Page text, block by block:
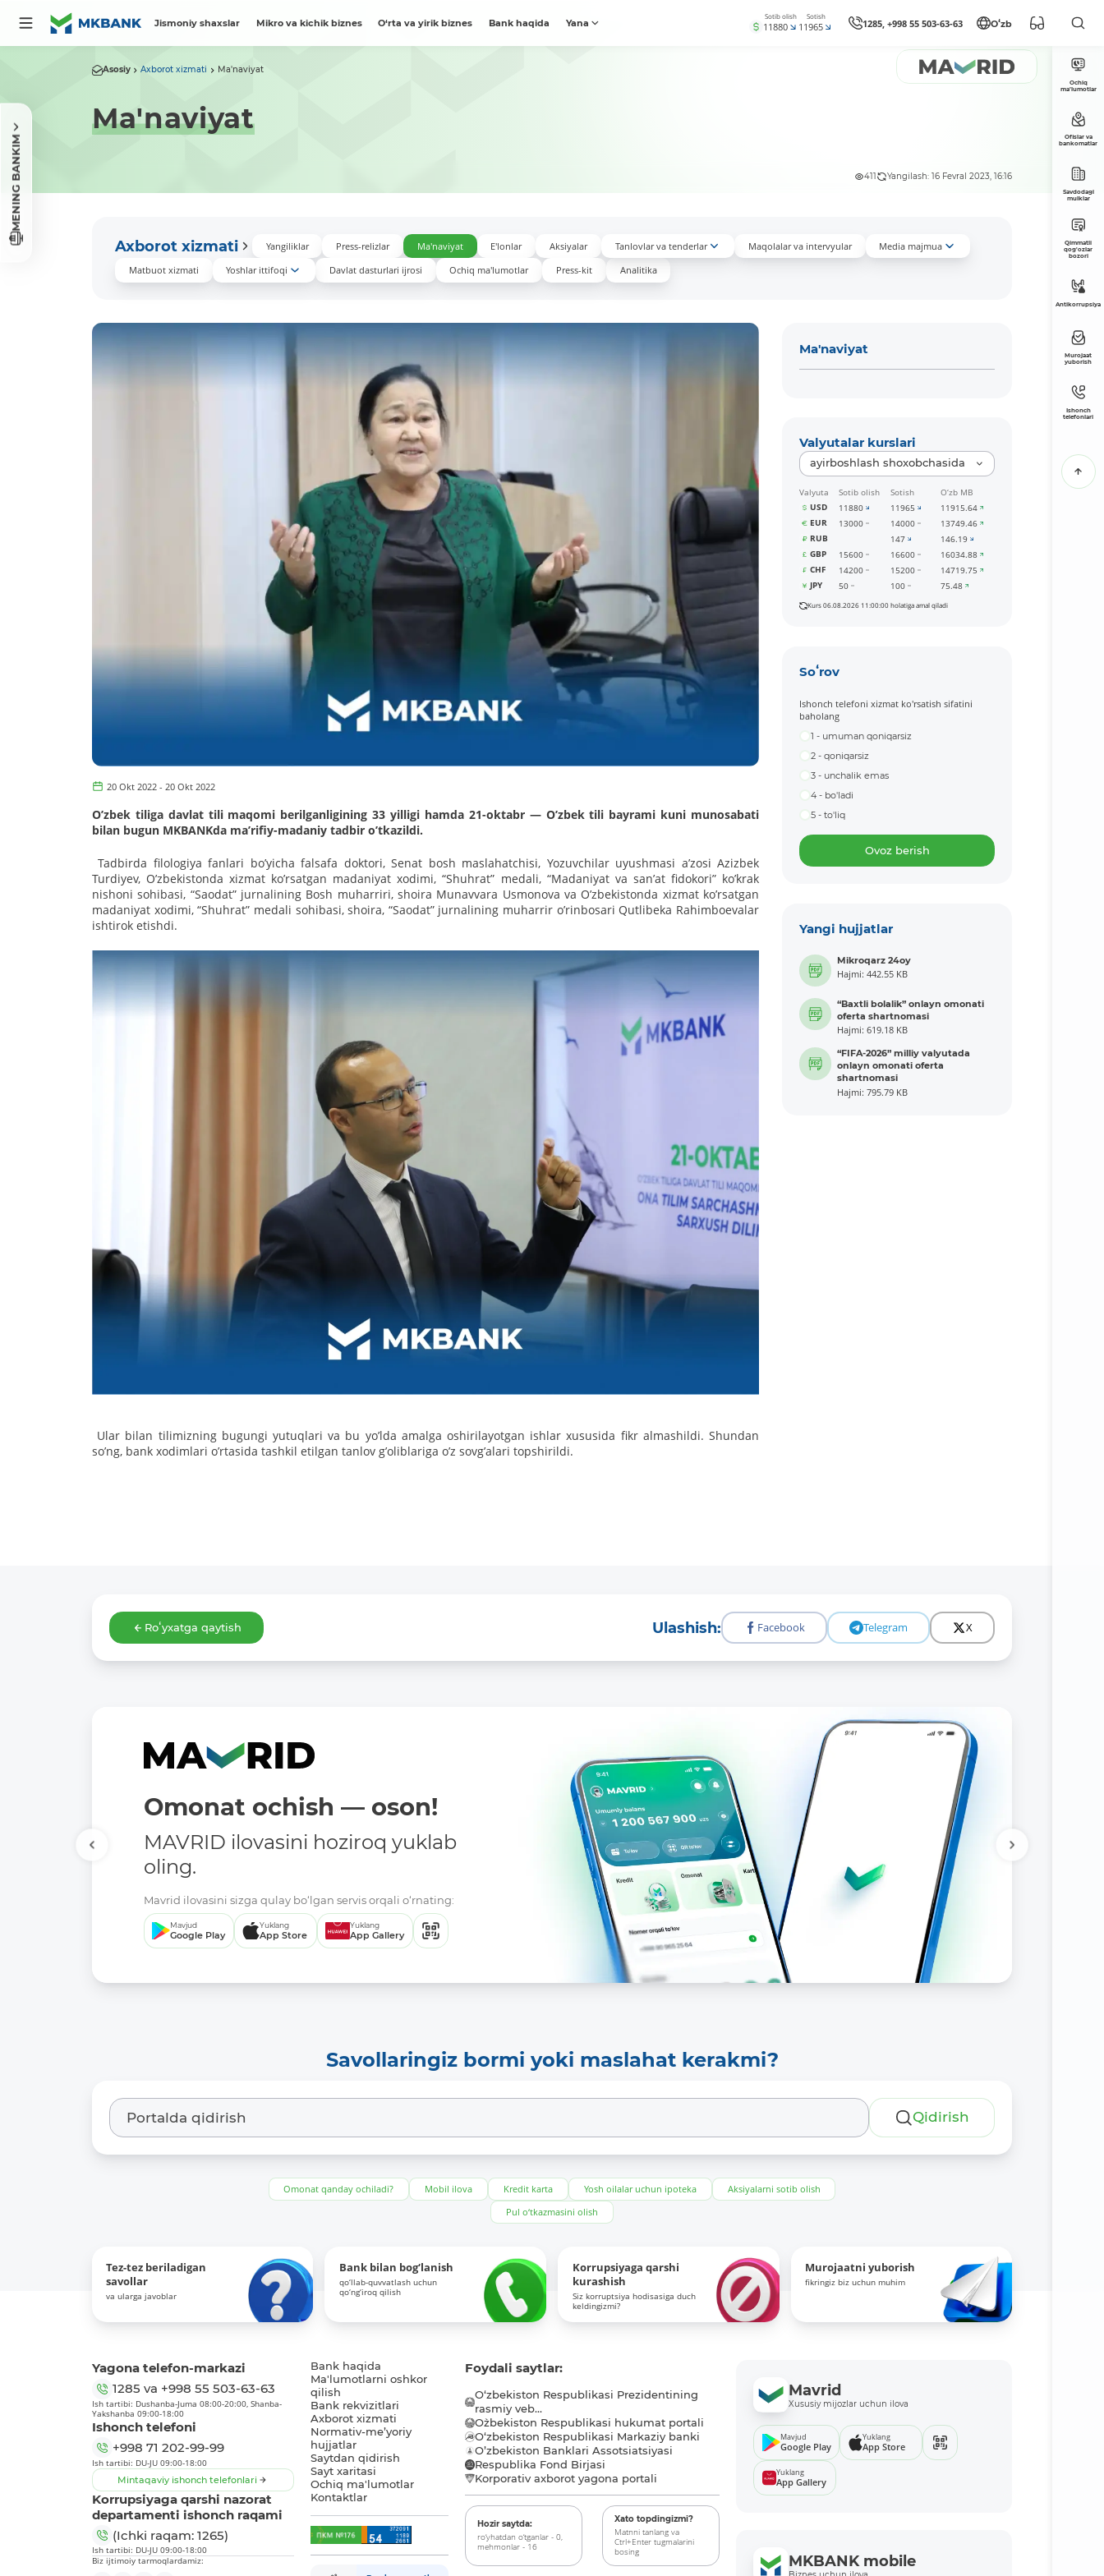
Jismoniy shaxslar Mikro va kichik biznes O‘rta va yirik biznes Bank haqida Yana
Sotib olish
11880
Sotish
11965 1285, +998 55 503-63-63 Oʻzb
MENING BANKIM
Asosiy Axborot xizmati Ma'naviyat
Ma'naviyat
411 Yangilash: 16 Fevral 2023, 16:16
Axborot xizmati Yangiliklar Press-relizlar Ma'naviyat E'lonlar Aksiyalar Tanlovlar va tenderlar Maqolalar va intervyular
Media majmua
Matbuot xizmati
Yoshlar ittifoqi Davlat dasturlari ijrosi Ochiq ma'lumotlar Press-kit Analitika
20 Okt 2022 - 20 Okt 2022
Oʼzbek tiliga davlat tili maqomi berilganligining 33 yilligi hamda 21-oktabr — Oʼzbek tili bayrami kuni munosabati
bilan bugun MKBANKda maʼrifiy-madaniy tadbir oʼtkazildi.
Tadbirda filologiya fanlari boʼyicha falsafa doktori, Senat bosh maslahatchisi, Yozuvchilar uyushmasi aʼzosi Аzizbek
Turdiyev, Oʼzbekistonda xizmat koʼrsatgan madaniyat xodimi, “Shuhrat” medali, “Madaniyat va sanʼat fidokori” koʼkrak
nishoni sohibasi, “Saodat” jurnalining Bosh muharriri, shoira Munavvara Usmonova va Oʼzbekistonda xizmat koʼrsatgan
madaniyat xodimi, “Shuhrat” medali sohibasi, shoira, “Saodat” jurnalining muharrir oʼrinbosari Qutlibeka Rahimboevalar
ishtirok etishdi.
Ular bilan tilimizning bugungi yutuqlari va bu yoʼlda amalga oshirilayotgan ishlar xususida fikr almashildi. Shundan
soʼng, bank xodimlari oʼrtasida tashkil etilgan tanlov gʼoliblariga oʼz sovgʼalari topshirildi.
Ma'naviyat
Valyutalar kurslari
ayirboshlash shoxobchasida
Valyuta Sotib olish Sotish
O‘zb MB
USD
11880 11965
11915.64
EUR
13000 14000
13749.46
RUB
147
146.19
GBP
15600 16600
16034.88
CHF
14200 15200
14719.75
JPY
50 100 75.48
Kurs 06.08.2026 11:00:00 holatiga amal qiladi
Soʻrov
Ishonch telefoni xizmat ko'rsatish sifatini
baholang
1 - umuman qoniqarsiz
2 - qoniqarsiz
3 - unchalik emas
4 - bo'ladi
5 - to'liq
Ovoz berish
Yangi hujjatlar
Mikroqarz 24oy
Hajmi: 442.55 KB
“Baxtli bolalik” onlayn omonati
oferta shartnomasi
Hajmi: 619.18 KB
“FIFA-2026” milliy valyutada
onlayn omonati oferta
shartnomasi
Hajmi: 795.79 KB
Roʻyxatga qaytish Ulashish: Facebook Telegram X
Omonat ochish — oson!
MAVRID ilovasini hoziroq yuklab
oling.
Mavrid ilovasini sizga qulay bo‘lgan servis orqali o‘rnating:
Mavjud
Google Play
Yuklang
App Store
Yuklang
App Gallery
Savollaringiz bormi yoki maslahat kerakmi?
Qidirish
Omonat qanday ochiladi? Mobil ilova Kredit karta Yosh oilalar uchun ipoteka
Aksiyalarni sotib olish
Pul o‘tkazmasini olish
Tez-tez beriladigan
savollar
va ularga javoblar
Bank bilan bog‘lanish
qo‘llab-quvvatlash uchun
qo‘ng‘iroq qilish
Korrupsiyaga qarshi
kurashish
Siz korruptsiya hodisasiga duch
keldingizmi?
Murojaatni yuborish
fikringiz biz uchun muhim
Ochiq
ma’lumotlar
Ofislar va
bankomatlar
Savdodagi
mulklar
Qimmatli
qog'ozlar
bozori
Antikorrupsiya
Murojaat
yuborish
Ishonch
telefonlari
Yagona telefon-markazi
1285 va +998 55 503-63-63
Ish tartibi: Dushanba-Juma 08:00-20:00, Shanba-
Yakshanba 09:00-18:00
Ishonch telefoni
+998 71 202-99-99
Ish tartibi: DU-JU 09:00-18:00
Mintaqaviy ishonch telefonlari
Korrupsiyaga qarshi nazorat
departamenti ishonch raqami
(Ichki raqam: 1265)
Ish tartibi: DU-JU 09:00-18:00
Biz ijtimoiy tarmoqlardamiz:
Bank haqida
Ma'lumotlarni oshkor
qilish
Bank rekvizitlari
Axborot xizmati
Normativ-me’yoriy
hujjatlar
Saytdan qidirish
Sayt xaritasi
Ochiq ma'lumotlar
Kontaktlar
Foydali saytlar:
O‘zbekiston Respublikasi Prezidentining
rasmiy veb...
O`zbekiston Respublikasi hukumat portali
O‘zbekiston Respublikasi Markaziy banki
O’zbekiston Banklari Assotsiatsiyasi
Respublika Fond Birjasi
Korporativ axborot yagona portali
Hozir saytda:
ro‘yhatdan o‘tganlar - 0,
mehmonlar - 16
Xato topdingizmi?
Matnni tanlang va
Ctrl+Enter tugmalarini
bosing
Mavrid
Xususiy mijozlar uchun ilova
Mavjud
Google Play
Yuklang
App Store
Yuklang
App Gallery
MKBANK mobile